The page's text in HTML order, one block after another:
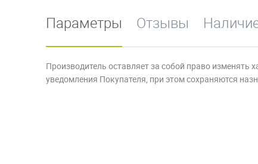
Параметры Отзывы
Производитель оставляет за собой право изменять
уведомления Покупателя, при этом сохраняются